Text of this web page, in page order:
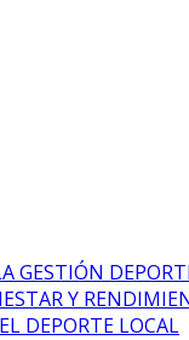
GESTIÓN
Y
DEPORTE LOCAL